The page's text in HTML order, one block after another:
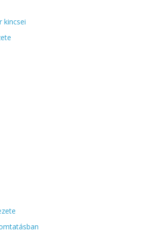
kincsei